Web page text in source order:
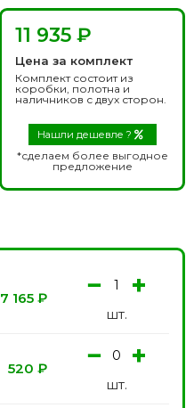
11 935 ₽
Цена за комплект
Комплект состоит из
коробки, полотна и
наличников с двух сторон.
Нашли дешевле ?
*сделаем более выгодное
предложение
7 165 ₽ − +
шт.
520 ₽ − +
шт.